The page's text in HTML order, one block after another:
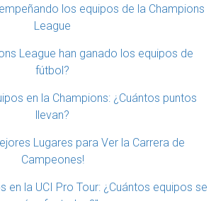
los equipos de la Champions
League
League han ganado los equipos de
fútbol?
en la Champions: ¿Cuántos puntos
llevan?
Lugares para Ver la Carrera de
Campeones!
en la UCI Pro Tour: ¿Cuántos equipos se